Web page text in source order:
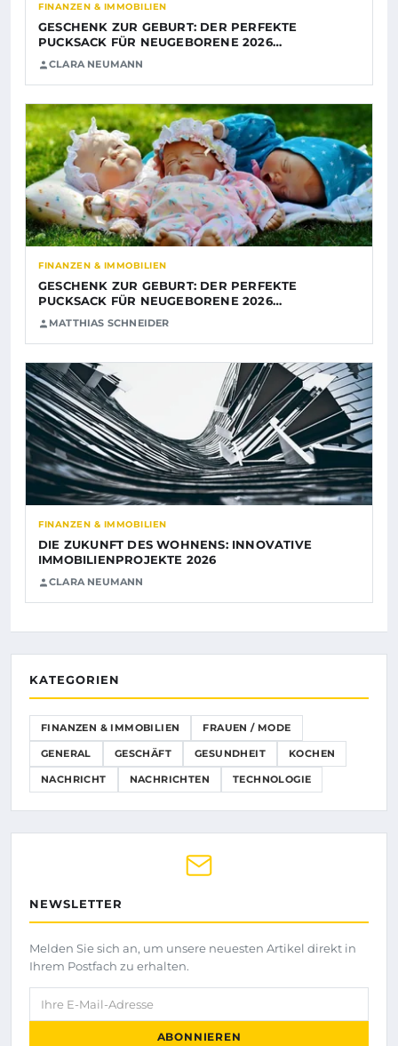
FINANZEN & IMMOBILIEN
GESCHENK ZUR GEBURT: DER PERFEKTE
PUCKSACK FÜR NEUGEBORENE 2026…
CLARA NEUMANN
FINANZEN & IMMOBILIEN
GESCHENK ZUR GEBURT: DER PERFEKTE
PUCKSACK FÜR NEUGEBORENE 2026…
MATTHIAS SCHNEIDER
FINANZEN & IMMOBILIEN
DIE ZUKUNFT DES WOHNENS: INNOVATIVE
IMMOBILIENPROJEKTE 2026
CLARA NEUMANN
KATEGORIEN
FINANZEN & IMMOBILIEN FRAUEN / MODE
GENERAL GESCHÄFT GESUNDHEIT KOCHEN
NACHRICHT NACHRICHTEN TECHNOLOGIE
NEWSLETTER
Melden Sie sich an, um unsere neuesten Artikel direkt in
Ihrem Postfach zu erhalten.
Ihre E-Mail-Adresse
ABONNIEREN